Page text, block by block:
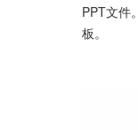
PPT文件
板。